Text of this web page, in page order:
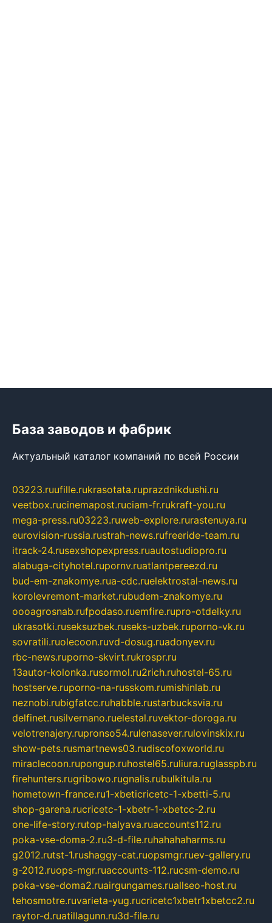
База заводов и фабрик
Актуальный каталог компаний по всей России
03223.ruufille.rukrasotata.ruprazdnikdushi.ru
veetbox.rucinemapost.ruciam-fr.rukraft-you.ru
mega-press.ru03223.ruweb-explore.rurastenuya.ru
eurovision-russia.rustrah-news.rufreeride-team.ru
itrack-24.rusexshopexpress.ruautostudiopro.ru
alabuga-cityhotel.rupornv.ruatlantpereezd.ru
bud-em-znakomye.rua-cdc.ruelektrostal-news.ru
korolevremont-market.rubudem-znakomye.ru
oooagrosnab.rufpodaso.ruemfire.rupro-otdelky.ru
ukrasotki.ruseksuzbek.ruseks-uzbek.ruporno-vk.ru
sovratili.ruolecoon.ruvd-dosug.ruadonyev.ru
rbc-news.ruporno-skvirt.rukrospr.ru
13autor-kolonka.rusormol.ru2rich.ruhostel-65.ru
hostserve.ruporno-na-russkom.rumishinlab.ru
neznobi.rubigfatcc.ruhabble.rustarbucksvia.ru
delfinet.rusilvernano.ruelestal.ruvektor-doroga.ru
velotrenajery.rupronso54.rulenasever.rulovinskix.ru
show-pets.rusmartnews03.rudiscofoxworld.ru
miraclecoon.rupongup.ruhostel65.ruliura.ruglasspb.ru
firehunters.rugribowo.rugnalis.rubulkitula.ru
hometown-france.ru1-xbeticricetc-1-xbetti-5.ru
shop-garena.rucricetc-1-xbetr-1-xbetcc-2.ru
one-life-story.rutop-halyava.ruaccounts112.ru
poka-vse-doma-2.ru3-d-file.ruhahahaharms.ru
g2012.rutst-1.rushaggy-cat.ruopsmgr.ruev-gallery.ru
g-2012.ruops-mgr.ruaccounts-112.rucsm-demo.ru
poka-vse-doma2.ruairgungames.ruallseo-host.ru
tehosmotre.ruvarieta-yug.rucricetc1xbetr1xbetcc2.ru
raytor-d.ruatillagunn.ru3d-file.ru